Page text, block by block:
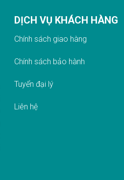
DỊCH VỤ KHÁCH HÀNG
Chính sách giao hàng
Chính sách bảo hành
Tuyển đại lý
Liên hệ